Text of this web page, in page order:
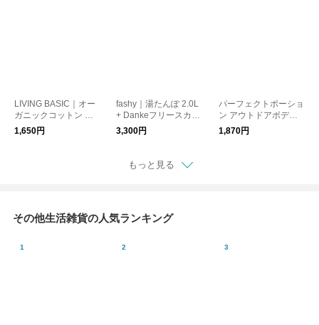
LIVING BASIC｜オー
ガニックコットン キ
ルトアイマスク リラ
ックス
1,650円
fashy｜湯たんぽ 2.0L
+ Dankeフリースカバ
ー リラックス ギフト
3,300円
パーフェクトポーショ
ン アウトドアボディ
スプレー 100ml ギフ
ト 天然アロマ
1,870円
もっと見る
その他生活雑貨の人気ランキング